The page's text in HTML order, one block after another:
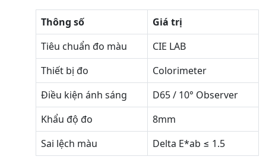
Thông số
Giá trị
Tiêu chuẩn đo màu
CIE LAB
Thiết bị đo
Colorimeter
Điều kiện ánh sáng
D65 / 10° Observer
Khẩu độ đo
8mm
Sai lệch màu
Delta E*ab ≤ 1.5